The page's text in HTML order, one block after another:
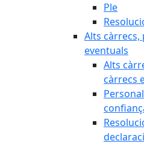
Ple
Alts
eventuals
Alts
càrrecs